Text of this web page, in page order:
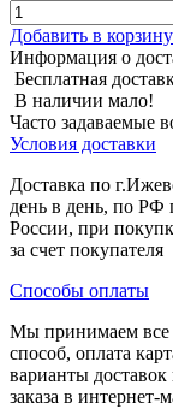
Добавить в корзину
Информация о
Бесплатная
В наличии мало!
Часто задаваемые
Условия доставки
Доставка по
день в день, по
России, при
за счет покупателя
Способы оплаты
Мы принимаем все
способ, оплата
варианты
заказа в интернет-